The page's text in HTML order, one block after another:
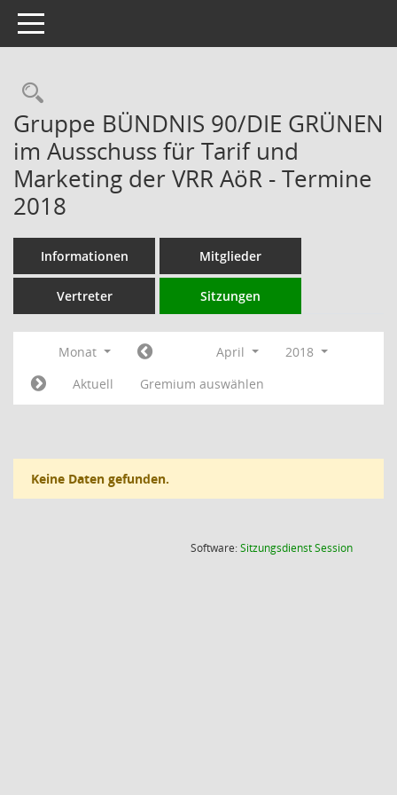
Toggle navigation
Rechercheauswahl
Gruppe BÜNDNIS 90/DIE GRÜNEN
im Ausschuss für Tarif und
Marketing der VRR AöR - Termine
2018
Informationen Mitglieder
Vertreter Sitzungen
Monat April
2018
Aktuell
Gremium auswählen
Keine Daten gefunden.
Software:SitzungsdienstSession(Wird in